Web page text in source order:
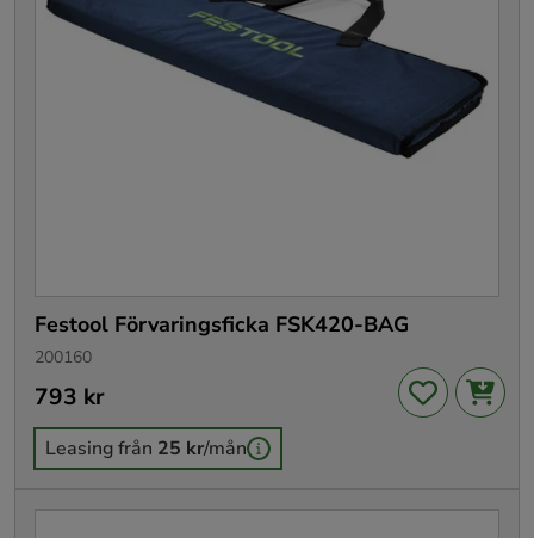
Festool Förvaringsficka FSK420-BAG
200160
Pris: 793 kr
793 kr
Leasing från 25 kr/mån